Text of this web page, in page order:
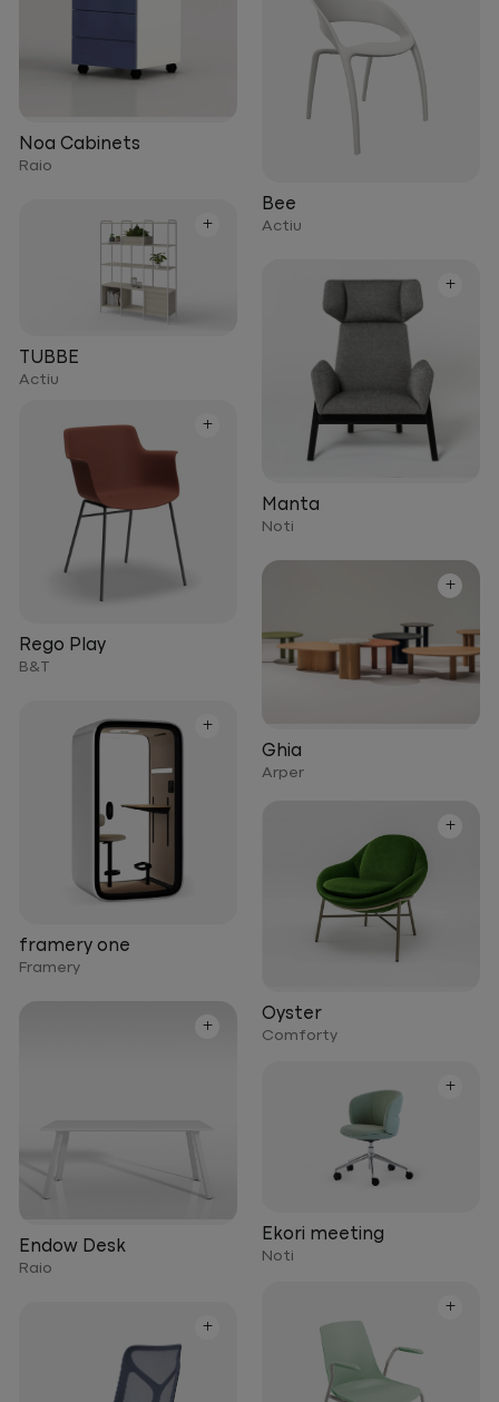
Noa Cabinets
Raio
Bee
Actiu
+
TUBBE
Actiu
+
Manta
Noti
+
Rego Play
B&T
+
Ghia
Arper
+
framery one
Framery
+
Oyster
Comforty
+
Endow Desk
Raio
+
Ekori meeting
Noti
+
+